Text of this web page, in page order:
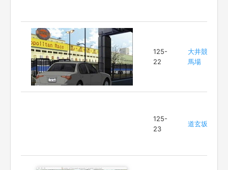
125-
22
大井競
馬場
125-
23
道玄坂